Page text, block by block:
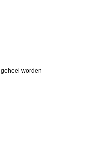
geheel worden